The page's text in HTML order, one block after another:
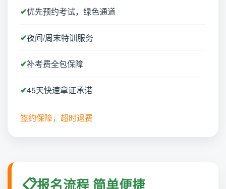
优先预约考试，绿色通道
夜间/周末特训服务
补考费全包保障
45天快速拿证承诺
签约保障，超时退费
报名流程 简单便捷